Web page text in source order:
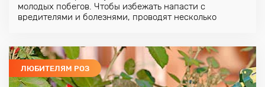
молодых побегов. Чтобы избежать напасти с
вредителями и болезнями, проводят несколько
ЛЮБИТЕЛЯМ РОЗ